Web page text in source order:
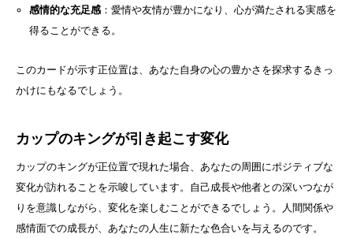
感情的な充足感：愛情や友情が豊かになり、心が満たされる実感を
得ることができる。
このカードが示す正位置は、あなた自身の心の豊かさを探求するきっ
かけにもなるでしょう。
カップのキングが引き起こす変化
カップのキングが正位置で現れた場合、あなたの周囲にポジティブな
変化が訪れることを示唆しています。自己成長や他者との深いつなが
りを意識しながら、変化を楽しむことができるでしょう。人間関係や
感情面での成長が、あなたの人生に新たな色合いを与えるのです。